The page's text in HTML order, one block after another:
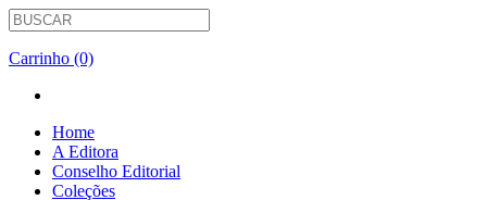
Carrinho (0)
Home
A Editora
Conselho Editorial
Coleções